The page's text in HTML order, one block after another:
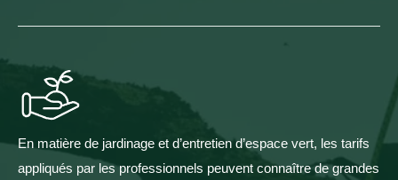
En matière de jardinage et d’entretien d’espace vert, les tarifs
appliqués par les professionnels peuvent connaître de grandes